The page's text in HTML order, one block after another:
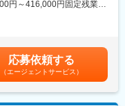
社会のニーズを先取りする
ツなど)
円～416,000円固定残業手
6月・12月）※2018年後実
安の金額であり、選考を通
月額)は固定手当を含めた表
応募依頼する
（エージェントサービス）